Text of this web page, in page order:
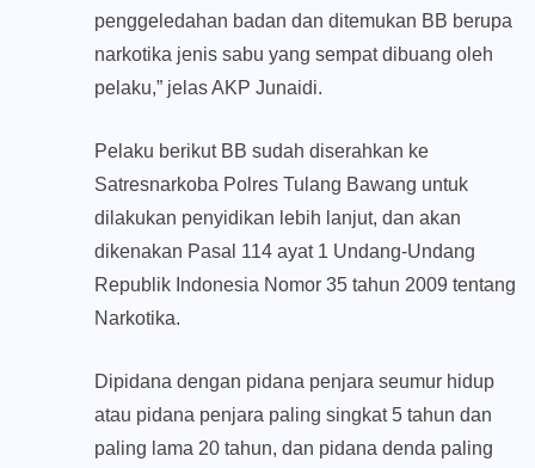
penggeledahan badan dan ditemukan BB berupa
narkotika jenis sabu yang sempat dibuang oleh
pelaku,” jelas AKP Junaidi.
Pelaku berikut BB sudah diserahkan ke
Satresnarkoba Polres Tulang Bawang untuk
dilakukan penyidikan lebih lanjut, dan akan
dikenakan Pasal 114 ayat 1 Undang-Undang
Republik Indonesia Nomor 35 tahun 2009 tentang
Narkotika.
Dipidana dengan pidana penjara seumur hidup
atau pidana penjara paling singkat 5 tahun dan
paling lama 20 tahun, dan pidana denda paling